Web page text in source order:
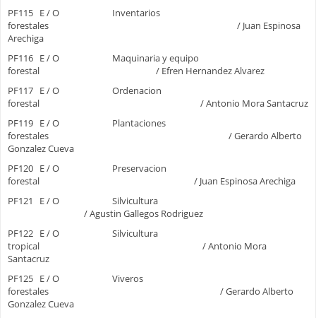
PF115 E / O Inventarios
forestales / Juan Espinosa
Arechiga
PF116 E / O Maquinaria y equipo
forestal / Efren Hernandez Alvarez
PF117 E / O Ordenacion
forestal / Antonio Mora Santacruz
PF119 E / O Plantaciones
forestales / Gerardo Alberto
Gonzalez Cueva
PF120 E / O Preservacion
forestal / Juan Espinosa Arechiga
PF121 E / O Silvicultura
/ Agustin Gallegos Rodriguez
PF122 E / O Silvicultura
tropical / Antonio Mora
Santacruz
PF125 E / O Viveros
forestales / Gerardo Alberto
Gonzalez Cueva